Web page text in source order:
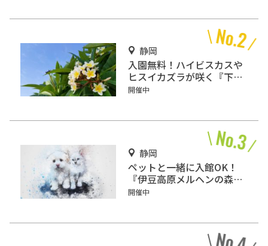
静岡
入園無料！ハイビスカスや
ヒスイカズラが咲く『下賀
茂熱帯植物園』で南国気分
開催中
静岡
ペットと一緒に入館OK！
『伊豆高原メルヘンの森美
術館』をご紹介
開催中